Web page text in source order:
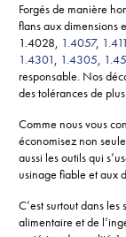
Forgés de manière
flans aux dimensions
1.4028, 1.4057,
1.4301, 1.4305,
responsable. Nos
des tolérances de
Comme nous vous
économisez non
aussi les outils qui
usinage fiable et aux
C’est surtout dans
alimentaire et de